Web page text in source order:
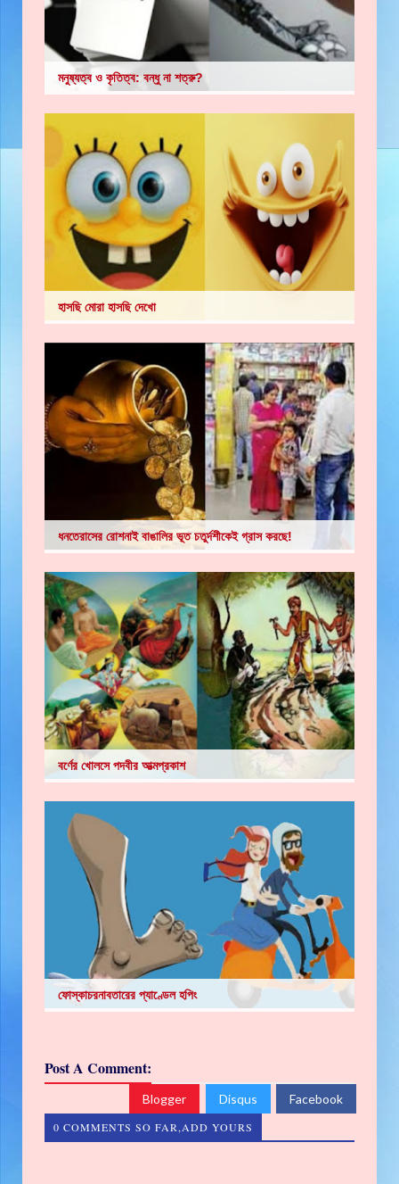
মনুষ্যত্ব ও কৃতিত্ব: বন্ধু না শত্রু?
হাসছি মোরা হাসছি দেখো
ধনতেরাসের রোশনাই বাঙালির ভূত চতুর্দশীকেই গ্রাস করছে!
বর্ণের খোলসে পদবীর আত্মপ্রকাশ
ফোস্কাচরনাবতারের প্যাণ্ডেল হপিং
Post A Comment:
Blogger Disqus Facebook
0 COMMENTS SO FAR,ADD YOURS